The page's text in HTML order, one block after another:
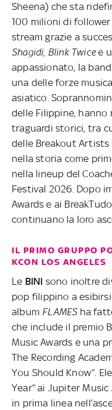
Sheena) che sta
100 milioni di
stream grazie a
Shagidi, Blink Twicee
appassionato, la
una delle forze
asiatico.
delle Filippine, hanno
traguardi storici, tra
delle Breakout Artists
nella storia come
nella lineup del
Festival 2026. Dopo
Awards e ai
continuano la loro
IL PRIMO GRUPPO
KCON LOS ANGELES
Le BINI sono inoltre
pop filippino a esibirsi
album FLAMES ha
che include il premio
Music Awards e una
The Recording
You Should Know”.
Year” ai Jupiter Music
in prima linea